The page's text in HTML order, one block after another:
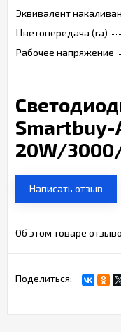
Эквивалент
Цветопередача (ra)
Рабочее напряжение
Smartbuy-
20W/
Написать отзыв
Об этом товаре
Поделиться: